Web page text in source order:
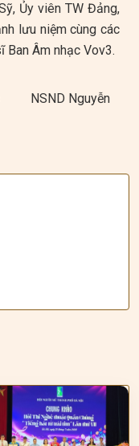
Ủy viên TW Đảng,
lưu niệm cùng các
Ban Âm nhạc Vov3.
NSND Nguyễn